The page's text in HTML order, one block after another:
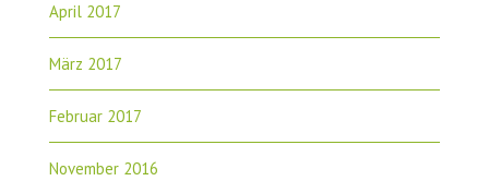
April 2017
März 2017
Februar 2017
November 2016